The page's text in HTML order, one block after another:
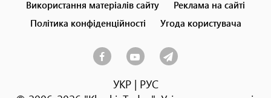
Використання матеріалів сайту
Реклама на сайті
Політика конфіденційності
Угода користувача
УКР| РУС